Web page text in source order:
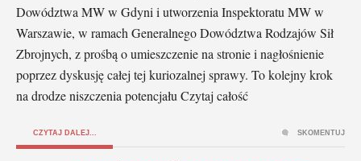
Dowództwa MW w Gdyni i utworzenia Inspektoratu MW w
Warszawie, w ramach Generalnego Dowództwa Rodzajów Sił
Zbrojnych, z prośbą o umieszczenie na stronie i nagłośnienie
poprzez dyskusję całej tej kuriozalnej sprawy. To kolejny krok
na drodze niszczenia potencjału Czytaj całość
CZYTAJ DALEJ... SKOMENTUJ